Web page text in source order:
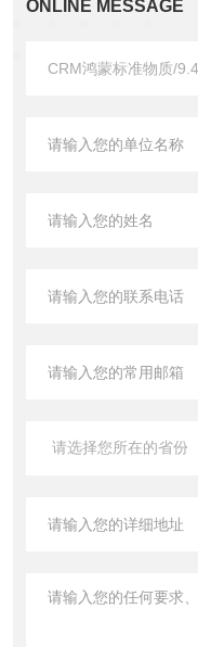
ONLINE MESSAGE